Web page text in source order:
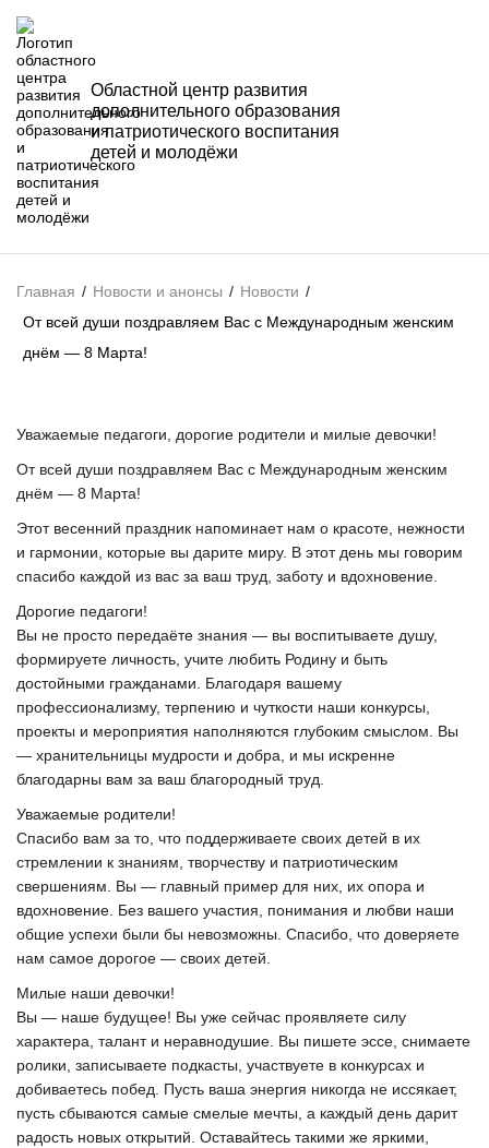
Областной центр развития
дополнительного образования
и патриотического воспитания
детей и молодёжи
Главная / Новости и анонсы / Новости /
От всей души поздравляем Вас с Международным женским
днём — 8 Марта!
Уважаемые педагоги, дорогие родители и милые девочки!
От всей души поздравляем Вас с Международным женским
днём — 8 Марта!
Этот весенний праздник напоминает нам о красоте, нежности
и гармонии, которые вы дарите миру. В этот день мы говорим
спасибо каждой из вас за ваш труд, заботу и вдохновение.
Дорогие педагоги!
Вы не просто передаёте знания — вы воспитываете душу,
формируете личность, учите любить Родину и быть
достойными гражданами. Благодаря вашему
профессионализму, терпению и чуткости наши конкурсы,
проекты и мероприятия наполняются глубоким смыслом. Вы
— хранительницы мудрости и добра, и мы искренне
благодарны вам за ваш благородный труд.
Уважаемые родители!
Спасибо вам за то, что поддерживаете своих детей в их
стремлении к знаниям, творчеству и патриотическим
свершениям. Вы — главный пример для них, их опора и
вдохновение. Без вашего участия, понимания и любви наши
общие успехи были бы невозможны. Спасибо, что доверяете
нам самое дорогое — своих детей.
Милые наши девочки!
Вы — наше будущее! Вы уже сейчас проявляете силу
характера, талант и неравнодушие. Вы пишете эссе, снимаете
ролики, записываете подкасты, участвуете в конкурсах и
добиваетесь побед. Пусть ваша энергия никогда не иссякает,
пусть сбываются самые смелые мечты, а каждый день дарит
радость новых открытий. Оставайтесь такими же яркими,